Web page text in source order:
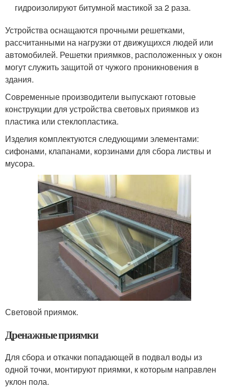
гидроизолируют битумной мастикой за 2 раза.
Устройства оснащаются прочными решетками,
рассчитанными на нагрузки от движущихся людей или
автомобилей. Решетки приямков, расположенных у окон
могут служить защитой от чужого проникновения в
здания.
Современные производители выпускают готовые
конструкции для устройства световых приямков из
пластика или стеклопластика.
Изделия комплектуются следующими элементами:
сифонами, клапанами, корзинами для сбора листвы и
мусора.
Световой приямок.
Дренажные приямки
Для сбора и откачки попадающей в подвал воды из
одной точки, монтируют приямки, к которым направлен
уклон пола.